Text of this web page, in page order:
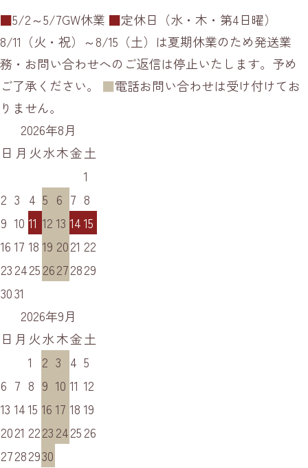
■5/2～5/7GW休業 ■定休日（水・木・第4日曜）
8/11（火・祝）～8/15（土）は夏期休業のため発送業
務・お問い合わせへのご返信は停止いたします。予め
ご了承ください。 ■電話お問い合わせは受け付けてお
りません。
2026年8月
日 月 火水木金土
1
2 3 4 5 6 7 8
9 10 11 12 13 1415
16 17 18 19 2021 22
23242526272829
3031
2026年9月
日 月 火水木金土
1
2 3 4 5
6 7 8 9 10 11 12
13 1415 16 17 18 19
2021 2223242526
27282930